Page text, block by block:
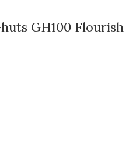
GH100 Flourish